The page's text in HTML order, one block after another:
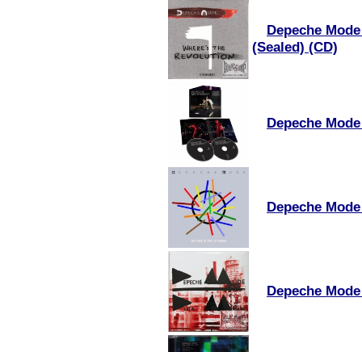
Depeche
(Sealed) (CD)
Depeche
Depeche
Depeche